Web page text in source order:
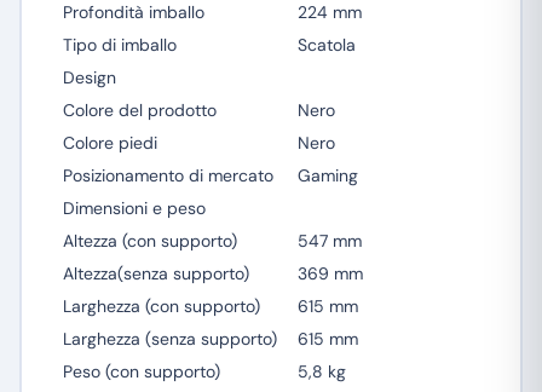
Profondità imballo
224 mm
Tipo di imballo
Scatola
Design
Colore del prodotto
Nero
Colore piedi
Nero
Posizionamento di mercato
Gaming
Dimensioni e peso
Altezza (con supporto)
547 mm
Altezza(senza supporto)
369 mm
Larghezza (con supporto)
615 mm
Larghezza (senza supporto)
615 mm
Peso (con supporto)
5,8 kg